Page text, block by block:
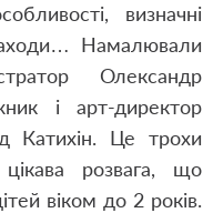
визначні
Намалювали
Олександр
і арт-директор
Це трохи
розвага, що
віком до 2 років.